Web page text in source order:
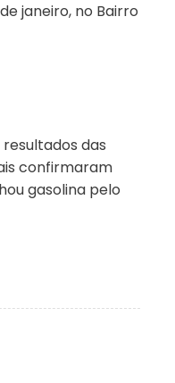
janeiro, no Bairro
das
confirmaram
gasolina pelo